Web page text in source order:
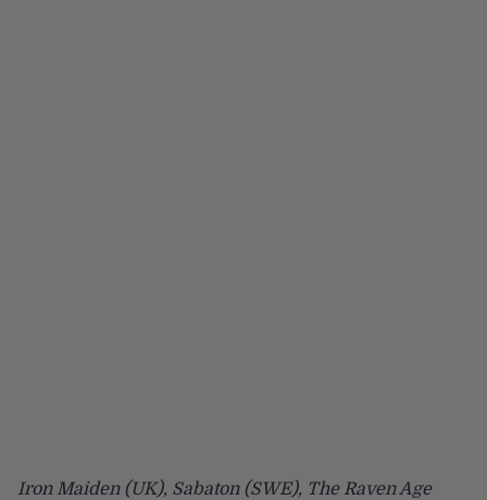
Iron Maiden (UK), Sabaton (SWE), The Raven Age